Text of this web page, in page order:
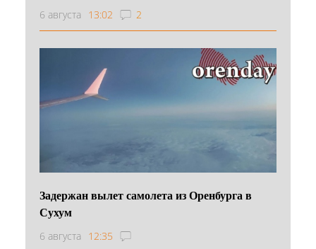
6 августа 13:02 2
Задержан вылет самолета из Оренбурга в
Сухум
6 августа 12:35